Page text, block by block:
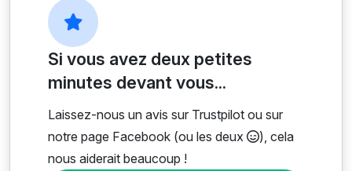
Si vous avez deux petites
minutes devant vous...
Laissez-nous un avis sur Trustpilot ou sur
notre page Facebook (ou les deux
), cela
nous aiderait beaucoup !